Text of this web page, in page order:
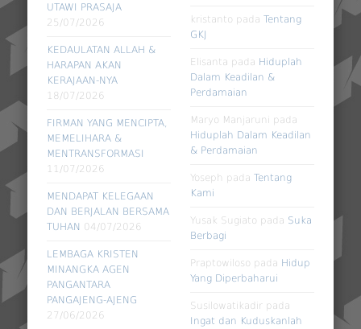
UTAWI PRASAJA
25/07/2026
KEDAULATAN ALLAH &
HARAPAN AKAN
KERAJAAN-NYA
18/07/2026
FIRMAN YANG MENCIPTA,
MEMELIHARA &
MENTRANSFORMASI
11/07/2026
MENDAPAT KELEGAAN
DAN BERJALAN BERSAMA
TUHAN 04/07/2026
LEMBAGA KRISTEN
MINANGKA AGEN
PANGANTARA
PANGAJENG-AJENG
27/06/2026
kristanto padaTentang
GKJ
Elisanta pada Hiduplah
Dalam Keadilan &
Perdamaian
Maryo Manjaruni pada
Hiduplah Dalam Keadilan
& Perdamaian
Yoseph padaTentang
Kami
Yusak Sugiato pada Suka
Berbagi
Praptowiloso pada Hidup
Yang Diperbaharui
Susilowatikadir pada
Ingat dan Kuduskanlah